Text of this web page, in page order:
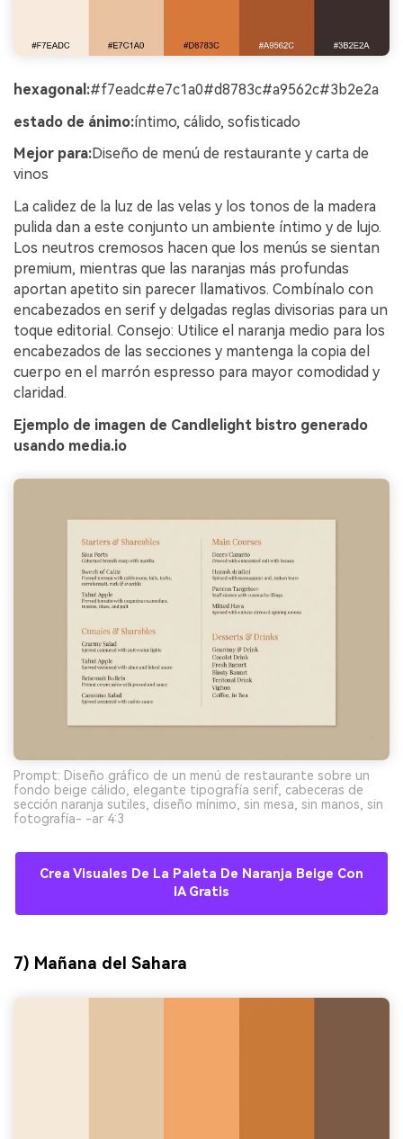
hexagonal:#f7eadc#e7c1a0#d8783c#a9562c#3b2e2a
estado de ánimo:íntimo, cálido, sofisticado
Mejor para:Diseño de menú de restaurante y carta de
vinos
La calidez de la luz de las velas y los tonos de la madera
pulida dan a este conjunto un ambiente íntimo y de lujo.
Los neutros cremosos hacen que los menús se sientan
premium, mientras que las naranjas más profundas
aportan apetito sin parecer llamativos. Combínalo con
encabezados en serif y delgadas reglas divisorias para un
toque editorial. Consejo: Utilice el naranja medio para los
encabezados de las secciones y mantenga la copia del
cuerpo en el marrón espresso para mayor comodidad y
claridad.
Ejemplo de imagen de Candlelight bistro generado
usando media.io
Prompt: Diseño gráfico de un menú de restaurante sobre un
fondo beige cálido, elegante tipografía serif, cabeceras de
sección naranja sutiles, diseño mínimo, sin mesa, sin manos, sin
fotografía- -ar 4:3
Crea Visuales De La Paleta De Naranja Beige Con
IA Gratis
7) Mañana del Sahara